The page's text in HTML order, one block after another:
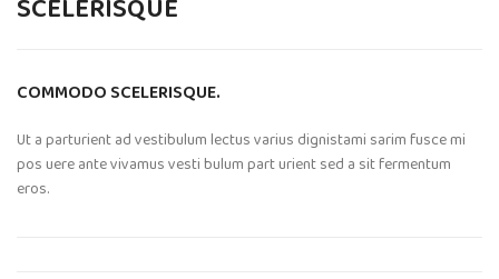
SCELERISQUE
COMMODO SCELERISQUE.
Ut a parturient ad vestibulum lectus varius dignistami sarim fusce mi
pos uere ante vivamus vesti bulum part urient sed a sit fermentum
eros.